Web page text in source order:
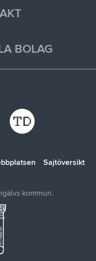
BOLAG
Sajtöversikt
kommun.